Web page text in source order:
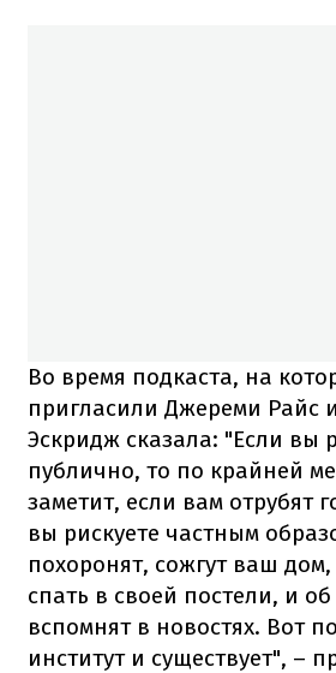
Во время подкаста, на
пригласили Джереми Райс
Эскридж сказала: "Если вы
публично, то по крайней
заметит, если вам отрубят
вы рискуете частным
похоронят, сожгут ваш
спать в своей постели, и
вспомнят в новостях. Вот
институт и существует", –